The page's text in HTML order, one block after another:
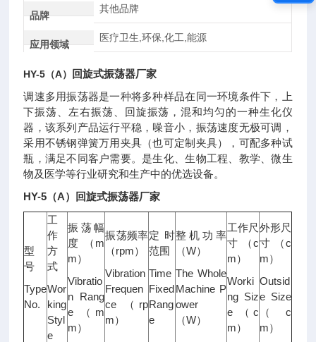
品牌
其他品牌
应用领域
医疗卫生,环保,化工,能源
HY-5（A）
回旋式振荡器厂家
调速多用振荡器是一种将多种样品在同一环境条件下，上
下振荡、左右振荡、回旋振荡，混和均匀的一种生化仪
器，该系列产品运行平稳，噪音小，振荡速度无极可调，
采用不锈钢弹簧万用夹具（也可定制夹具），可配多种试
瓶，满足不同客户需要。是生化、生物工程、教学、微生
物及医学等行业研究和生产中的优选设备。
HY-5（A）
回旋式振荡器厂家
型
号
Type
No.
工
作
方
式
Wor
king
Styl
e
振荡幅
度 （m
m）
Vibratio
n Rang
e （m
m）
振荡频率
（rpm）
Vibration
Frequen
ce （rp
m）
定时
范围
Time
Fixed
Rang
e
整机功率
（W）
The Whole
Machine P
ower
（W）
工作尺
寸 （c
m）
Worki
ng Siz
e （c
m）
外形尺
寸 （c
m）
Outsid
e Size
（c
m）